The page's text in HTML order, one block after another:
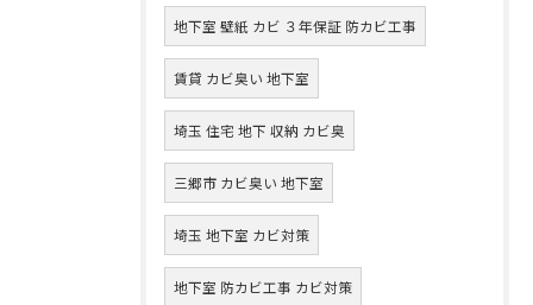
地下室 壁紙 カビ ３年保証 防カビ工事
賃貸 カビ臭い 地下室
埼玉 住宅 地下 収納 カビ臭
三郷市 カビ臭い 地下室
埼玉 地下室 カビ対策
地下室 防カビ工事 カビ対策